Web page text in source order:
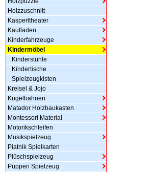
Holzzuschnitt
Kasperltheater
Kaufladen
Kinderfahrzeuge
Kindermöbel
Kinderstühle
Kindertische
Spielzeugkisten
Kreisel & Jojo
Kugelbahnen
Matador Holzbaukasten
Montessori Material
Motorikschleifen
Musikspielzeug
Piatnik Spielkarten
Plüschspielzeug
Puppen Spielzeug